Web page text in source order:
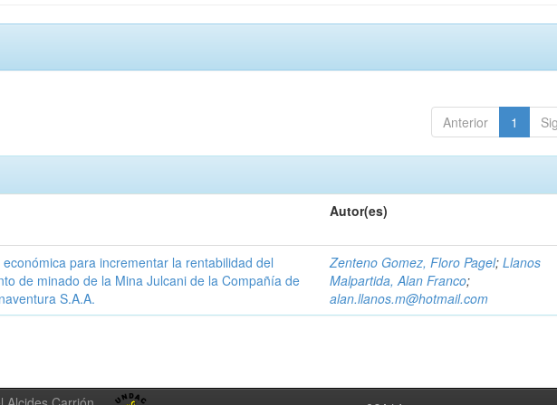
Anterior 1
Autor(es)
económica para incrementar la rentabilidad del
de minado de la Mina Julcani de la Compañía de
S.A.A.
Zenteno Gomez, Floro Pagel;Llanos
Malpartida, Alan Franco;
alan.llanos.m@hotmail.com